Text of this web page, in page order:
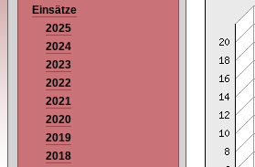
Einsätze
2025
2024
2023
2022
2021
2020
2019
2018